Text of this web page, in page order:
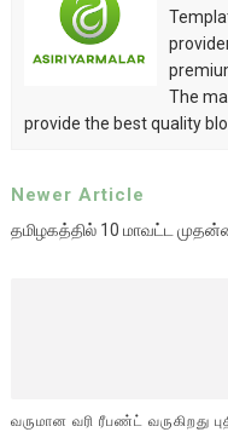
The
provide the best quality
Newer Article
தமிழகத்தில் 10 மாவட்ட
வருமான வரி ரீபண்ட் வருகிறது